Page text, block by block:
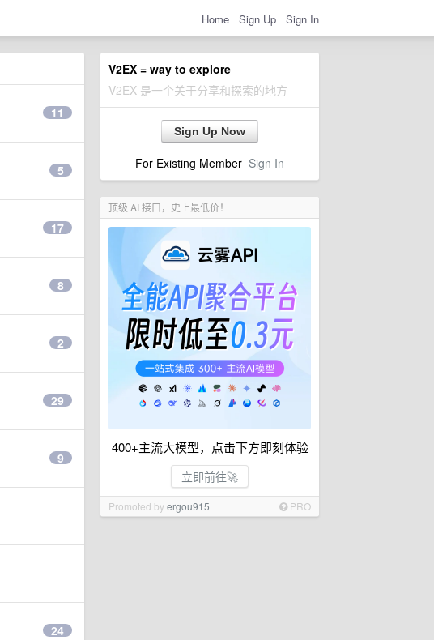
Home Sign Up Sign In
V2EX = way to explore
V2EX 是一个关于分享和探索的地方
Sign Up Now
For Existing Member Sign In
顶级 AI 接口，史上最低价！
400+主流大模型，点击下方即刻体验
立即前往🚀
Promoted byergou915 PRO
11
5
17
8
2
29
9
24